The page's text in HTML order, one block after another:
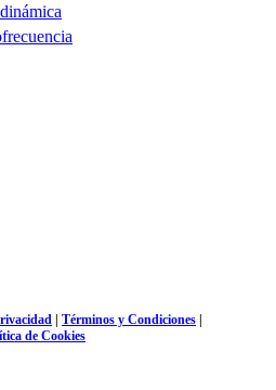
| Términos y Condiciones |
de Cookies